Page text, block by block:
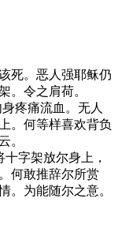
死。恶人强耶稣仍
。令之肩荷。
疼痛流血。无人
。何等样喜欢背负
。
字架放尔身上，
何敢推辞尔所赏
。为能随尔之意。